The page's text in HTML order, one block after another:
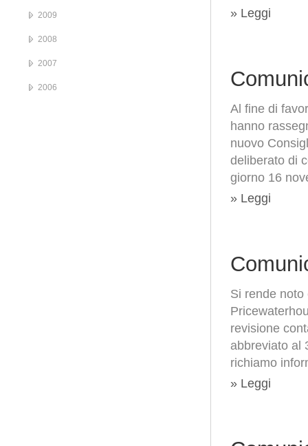
» Leggi
Al fine di
hanno
nuovo
deliberato di
giorno 16
» Leggi
Si rende
revisione
abbreviato al
richiamo
» Leggi
2009
2008
2007
2006